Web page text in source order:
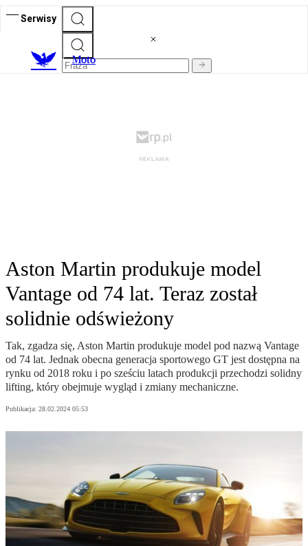
Serwisy
Moto
Aston Martin produkuje model
Vantage od 74 lat. Teraz został
solidnie odświeżony
Tak, zgadza się, Aston Martin produkuje model pod nazwą Vantage
od 74 lat. Jednak obecna generacja sportowego GT jest dostępna na
rynku od 2018 roku i po sześciu latach produkcji przechodzi solidny
lifting, który obejmuje wygląd i zmiany mechaniczne.
Publikacja: 28.02.2024 05:53